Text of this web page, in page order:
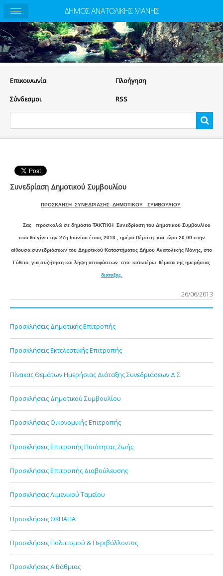
Eπικοινωνία Πλοήγηση
Σύνδεσμοι RSS
Συνεδρίαση Δημοτικού Συμβουλίου
ΠΡΟΣΚΛΗΣΗ ΣΥΝΕΔΡΙΑΣΗΣ ΔΗΜΟΤΙΚΟΥ ΣΥΜΒΟΥΛΙΟΥ
Σας προσκαλώ σε δημόσια ΤΑΚΤΙΚΗ Συνεδρίαση του Δημοτικού Συμβουλίου
που θα γίνει την 27ηΙουνίου έτους 2013 , ημέρα Πέμπτη και ώρα 20:00 στην
αίθουσα συνεδριάσεων του Δημοτικού Καταστήματος Δήμου Ανατολικής Μάνης, στο
Γύθειο, για συζήτηση και λήψη αποφάσεων στα κατωτέρω θέματα της ημερήσιας
διάταξης.
26/06/2013
Προσκλήσεις Δημοτικής Επιτροπής
Προσκλήσεις Εκτελεστικής Επιτροπής
Πίνακας Θεμάτων Ημερήσιας Διάταξης Συνεδριάσεων Δ.Σ.
Προσκλήσεις Δημοτικού Συμβουλίου
Προσκλήσεις Οικονομικής Επιτροπής
Προσκλήσεις Επιτροπής Ποιότητας Ζωής
Προσκλήσεις Επιτροπής Διαβούλευσης
Προσκλήσεις Λιμενικού Ταμείου
Προσκλήσεις ΟΚΠΑΠΑ
Προσκλήσεις Πολιτισμού & Περιβάλλοντος
Προσκλήσεις Α'Βάθμιας
ΔΗΜΟΣ ΑΝΑΤΟΛΙΚΗΣ ΜΑΝΗΣ